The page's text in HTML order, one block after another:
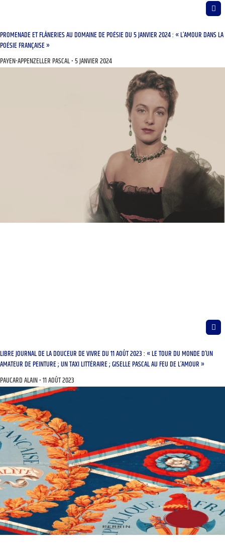
PROMENADE ET FLÂNERIES AU DOMAINE DE POÉSIE DU 5 JANVIER 2024 : « L’AMOUR DANS LA
POÉSIE FRANÇAISE »
PAYEN-APPENZELLER PASCAL 5 JANVIER 2024
LIBRE JOURNAL DE LA DOUCEUR DE VIVRE DU 11 AOÛT 2023 : « LE TOUR DU MONDE D’UN
AMATEUR DE PEINTURE ; UN TAXI LITTÉRAIRE ; GISELLE PASCAL AU FEU DE L’AMOUR »
PAUCARD ALAIN 11 AOÛT 2023